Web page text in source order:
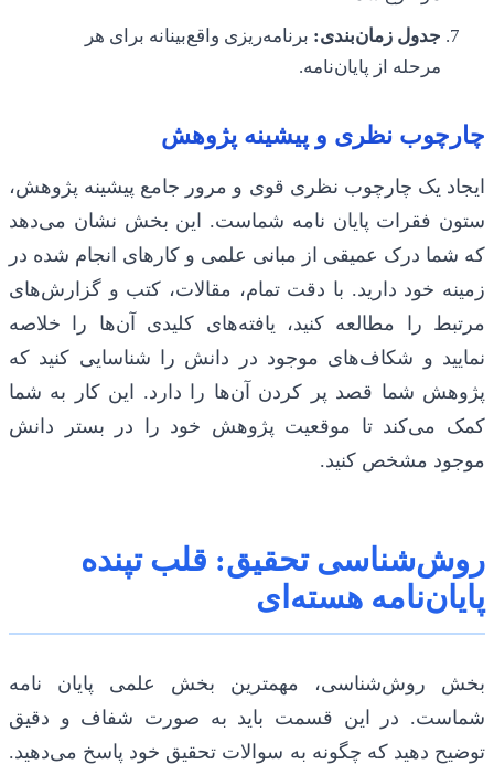
جدول زمان‌بندی: برنامه‌ریزی واقع‌بینانه برای هر
مرحله از پایان‌نامه.
چارچوب نظری و پیشینه پژوهش
ایجاد یک چارچوب نظری قوی و مرور جامع پیشینه پژوهش،
ستون فقرات پایان نامه شماست. این بخش نشان می‌دهد
که شما درک عمیقی از مبانی علمی و کارهای انجام شده در
زمینه خود دارید. با دقت تمام، مقالات، کتب و گزارش‌های
مرتبط را مطالعه کنید، یافته‌های کلیدی آن‌ها را خلاصه
نمایید و شکاف‌های موجود در دانش را شناسایی کنید که
پژوهش شما قصد پر کردن آن‌ها را دارد. این کار به شما
کمک می‌کند تا موقعیت پژوهش خود را در بستر دانش
موجود مشخص کنید.
روش‌شناسی تحقیق: قلب تپنده
پایان‌نامه هسته‌ای
بخش روش‌شناسی، مهمترین بخش علمی پایان نامه
شماست. در این قسمت باید به صورت شفاف و دقیق
توضیح دهید که چگونه به سوالات تحقیق خود پاسخ می‌دهید.